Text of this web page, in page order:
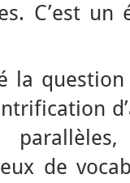
C’est
la
de